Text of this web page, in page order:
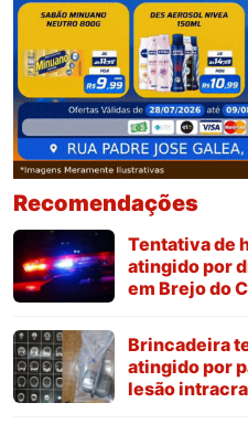
Recomendações
Tentativa de
atingido por
em Brejo do
Brincadeira
atingido por
lesão